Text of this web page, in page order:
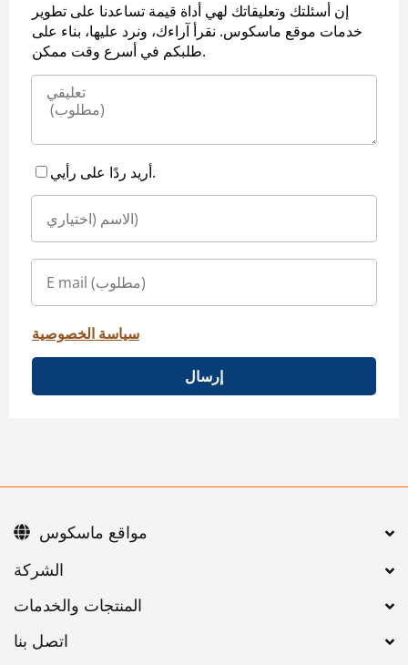
إن أسئلتك وتعليقاتك لهي أداة قيمة تساعدنا على تطوير
خدمات موقع ماسكوس. نقرأ آراءك، ونرد عليها، بناء على
طلبكم في أسرع وقت ممكن.
أريد ردًا على رأيي.
سياسة الخصوصية
إرسال
اتصل بنا
مواقع ماسكوس